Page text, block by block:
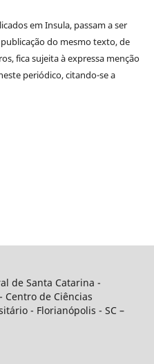
em Insula, passam a ser
do mesmo texto, de
fica sujeita à expressa menção
periódico, citando-se a
de Santa Catarina -
Centro de Ciências
- Florianópolis - SC –